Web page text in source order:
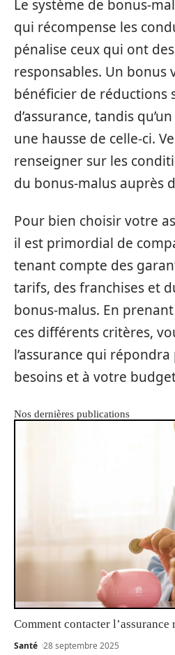
Le système de bonus-
qui récompense les
pénalise ceux qui ont
responsables. Un bonus
bénéficier de réductions
d’assurance, tandis
une hausse de celle-ci.
renseigner sur les
du bonus-malus auprès
Pour bien choisir votre
il est primordial de
tenant compte des
tarifs, des franchises et
bonus-malus. En
ces différents critères,
l’assurance qui
besoins et à votre
Nos dernières publications
Comment contacter l’assurance
Santé 28 septembre 2025